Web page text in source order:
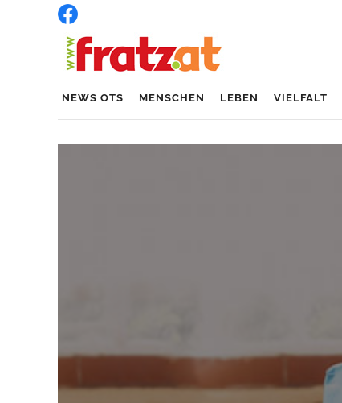
NEWS OTS MENSCHEN LEBEN VIELFALT